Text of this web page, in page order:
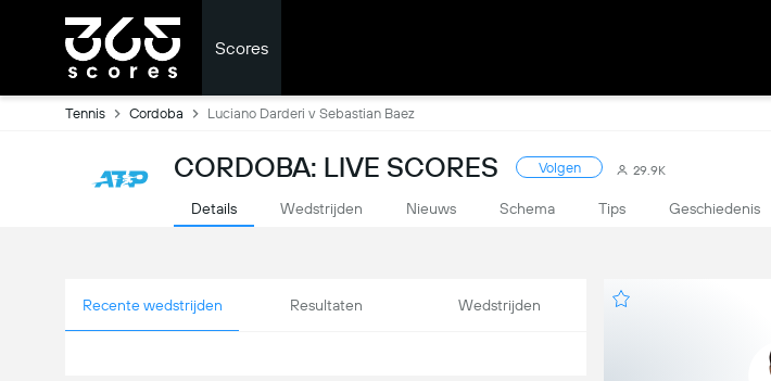
Scores
Tennis Cordoba Luciano Darderi v Sebastian Baez
CORDOBA: LIVE SCORES Volgen 29.9K
Details Wedstrijden Nieuws Schema Tips Geschiedenis
Recente wedstrijden Resultaten Wedstrijden